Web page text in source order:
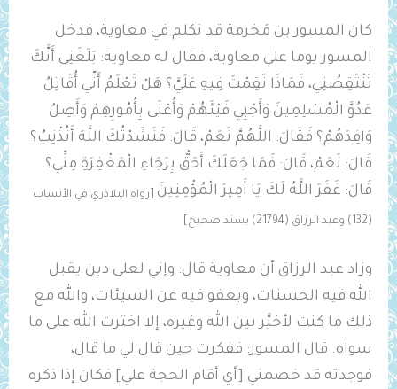
كان المسور بن مَخرمة قد تكلم في معاوية، فدخل
المسور يوما على معاوية، فقال له معاوية: بَلَغَنِي أَنَّكَ
تَنْتَقِصُنِي، فَمَاذَا نَقِمْتَ فِيهِ عَلَيَّ؟ هَلْ تَعْلَمُ أَنِّي أُقَاتِلُ
عَدُوَّ الْمُسْلِمِينَ وَأَجْبِي فَيْئَهُمْ وَأُعْنَى بِأُمُورِهِمْ وَأَصِلُ
وَافِدَهُمْ؟ فَقَالَ: اللَّهُمَّ نَعَمْ، قَالَ: فَنَشَدْتُكَ اللَّهَ أَتُذْنِبُ؟
قَالَ: نَعَمْ، قَالَ: فَمَا جَعَلَكَ أَحَقُّ بِرَجَاءِ الْمَغْفِرَةِ مِنِّي؟
قَالَ: ‌غَفَرَ اللَّهُ لَكَ يَا أَمِيرَ الْمُؤْمِنِينَ [رواه البلاذري في الأنساب
(132) وعبد الرزاق (21794) بسند صحيح]
وزاد عبد الرزاق أن معاوية قال: وإني لعلى دين يقبل
الله فيه الحسنات، ويعفو فيه عن السيئات، والله مع
ذلك ما كنت لأخيَّر بين الله وغيره، إلا اخترت الله على ما
سواه. قال المسور: ففكرت حين قال لي ما قال،
فوجدته قد خصمني [أي أقام الحجة علي] فكان إذا ذكره